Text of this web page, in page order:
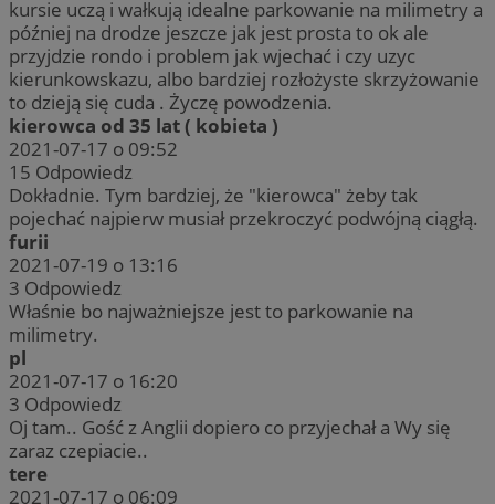
kursie uczą i wałkują idealne parkowanie na milimetry a
później na drodze jeszcze jak jest prosta to ok ale
przyjdzie rondo i problem jak wjechać i czy uzyc
kierunkowskazu, albo bardziej rozłożyste skrzyżowanie
to dzieją się cuda . Życzę powodzenia.
kierowca od 35 lat ( kobieta )
2021-07-17 o 09:52
15 Odpowiedz
Dokładnie. Tym bardziej, że "kierowca" żeby tak
pojechać najpierw musiał przekroczyć podwójną ciągłą.
furii
2021-07-19 o 13:16
3 Odpowiedz
Właśnie bo najważniejsze jest to parkowanie na
milimetry.
pl
2021-07-17 o 16:20
3 Odpowiedz
Oj tam.. Gość z Anglii dopiero co przyjechał a Wy się
zaraz czepiacie..
tere
2021-07-17 o 06:09